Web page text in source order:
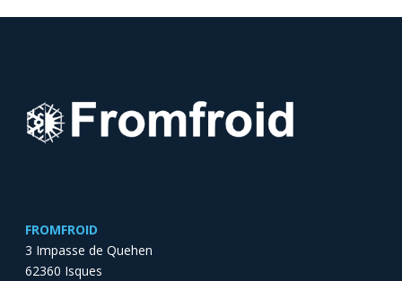
FROMFROID
3 Impasse de Quehen
62360 Isques